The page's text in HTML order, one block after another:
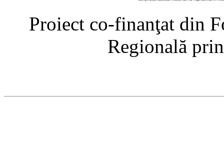
Proiect co-finanţat din
Regională